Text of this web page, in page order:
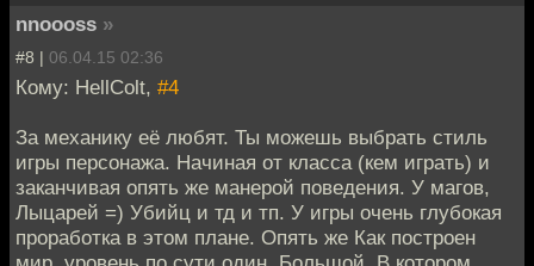
nnoooss »
#8 | 06.04.15 02:36
Кому: HellColt, #4
За механику её любят. Ты можешь выбрать стиль
игры персонажа. Начиная от класса (кем играть) и
заканчивая опять же манерой поведения. У магов,
Лыцарей =) Убийц и тд и тп. У игры очень глубокая
проработка в этом плане. Опять же Как построен